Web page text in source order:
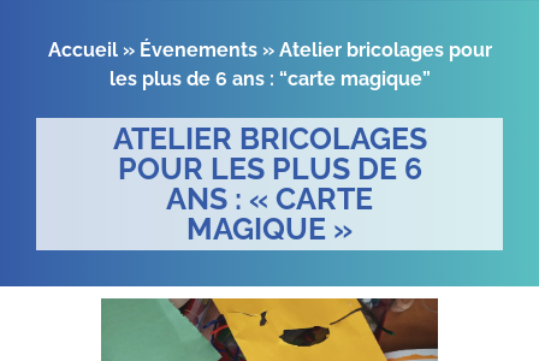
Accueil» Évenements» Atelier bricolages pour
les plus de 6 ans : “carte magique”
ATELIER BRICOLAGES
POUR LES PLUS DE 6
ANS : « CARTE
MAGIQUE »